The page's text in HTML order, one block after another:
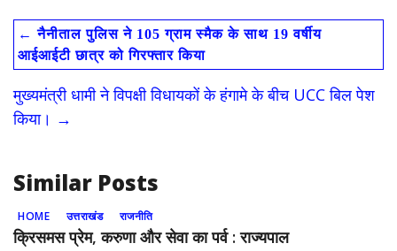
e
b
o
o
k
to
d
o
n
ai
l
ar
e
← नैनीताल पुलिस ने 105 ग्राम स्मैक के साथ 19 वर्षीय
आईआईटी छात्र को गिरफ्तार किया
मुख्यमंत्री धामी ने विपक्षी विधायकों के हंगामे के बीच UCC बिल पेश
किया। →
Similar Posts
HOME उत्तराखंड राजनीति
क्रिसमस प्रेम, करुणा और सेवा का पर्व : राज्यपाल